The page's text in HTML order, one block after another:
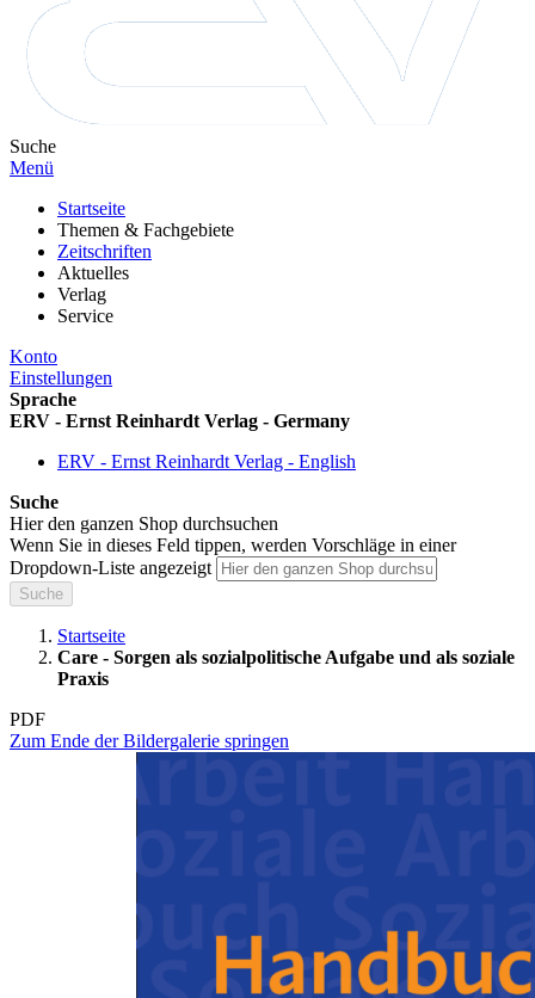
Suche
Menü
Startseite
Themen & Fachgebiete
Zeitschriften
Aktuelles
Verlag
Service
Konto
Einstellungen
Sprache
ERV - Ernst Reinhardt Verlag - Germany
ERV - Ernst Reinhardt Verlag - English
Suche
Hier den ganzen Shop durchsuchen
Wenn Sie in dieses Feld tippen, werden Vorschläge in einer
Dropdown-Liste angezeigt
Suche
Startseite
Care - Sorgen als sozialpolitische Aufgabe und als soziale
Praxis
PDF
Zum Ende der Bildergalerie springen